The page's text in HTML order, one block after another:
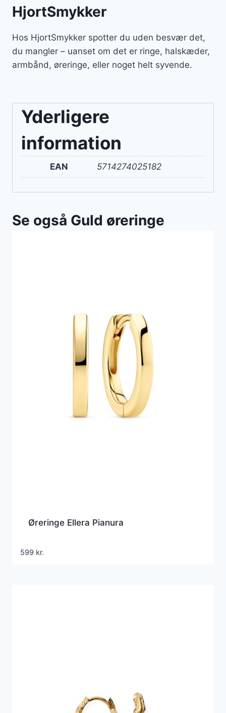
HjortSmykker
Hos HjortSmykker spotter du uden besvær det,
du mangler – uanset om det er ringe, halskæder,
armbånd, øreringe, eller noget helt syvende.
Yderligere
information
EAN 5714274025182
Se også Guld øreringe
Øreringe Ellera Pianura
599 kr.